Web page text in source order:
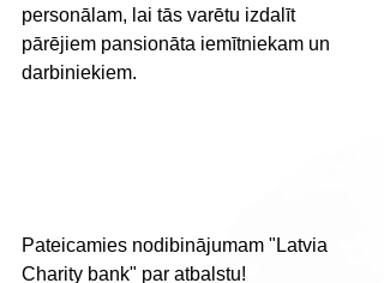
personālam, lai tās varētu izdalīt
pārējiem pansionāta iemītniekam un
darbiniekiem.
Pateicamies nodibinājumam "Latvia
Charity bank" par atbalstu!